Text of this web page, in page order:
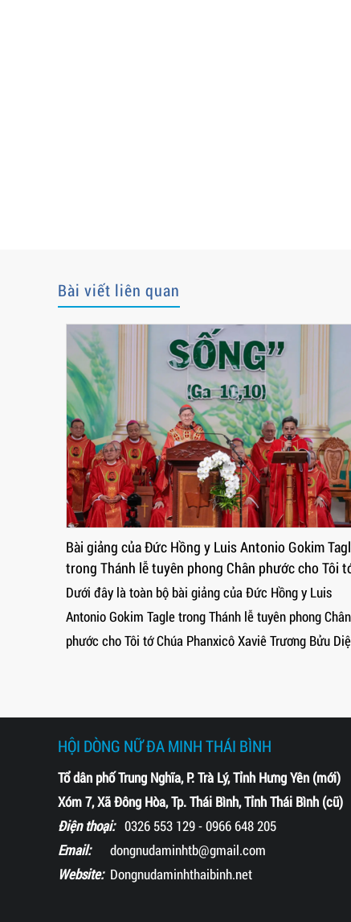
Bài viết liên quan
y Luis Antonio Gokim Tagle
Chân phước cho Tôi tớ
Bửu Diệp
của Đức Hồng y Luis
Thánh lễ tuyên phong Chân
Xaviê Trương Bửu Diệp:
Trực tiếp: Thánh lễ
Phanxicô Xaviê Trương
2026
Lễ Tuyên phong Chân
Xaviê Trương Bửu Diệp
hương Tắc Sậy, thuộc Giáo
HỘI DÒNG NỮ ĐA MINH THÁI BÌNH
Tổ dân phố Trung Nghĩa, P. Trà Lý, Tỉnh Hưng Yên (mới)
Xóm 7, Xã Đông Hòa, Tp. Thái Bình, Tỉnh Thái Bình (cũ)
Điện thoại:0326 553 129 - 0966 648 205
Email:dongnudaminhtb@gmail.com
Website:Dongnudaminhthaibinh.net